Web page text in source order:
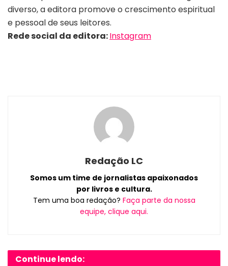
diverso, a editora promove o crescimento espiritual
e pessoal de seus leitores.
Rede social da editora:Instagram
Redação LC
Somos um time de jornalistas apaixonados
por livros e cultura.
Tem uma boa redação? Faça parte da nossa
equipe, clique aqui.
Continue lendo: